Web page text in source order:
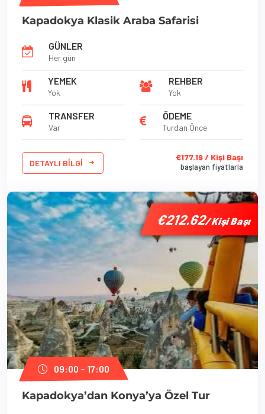
Kapadokya Klasik Araba Safarisi
GÜNLER
Her gün
YEMEK
Yok
REHBER
Yok
TRANSFER
Var
ÖDEME
Turdan Önce
DETAYLI BILGI
€177.19 / Kişi Başı
başlayan fiyatlarla
€212.62/ Kişi Başı
'
€212.62/ Kişi Başı
€212.62/ Kişi Başı
09:00 – 17:00
Kapadokya’dan Konya’ya Özel Tur